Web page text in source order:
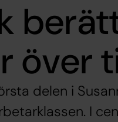
över
delen i
I